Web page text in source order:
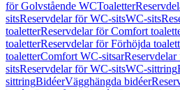
för Golvstående WCToaletter
sitsReservdelar för WC-sitsWC-sits
toaletterReservdelar för Comfort
toaletterReservdelar för Förhöjda
toaletterComfort WC-sitsar
sitsReservdelar för WC-sitsWC-sittring
sittringBidéerVägghängda bidéer